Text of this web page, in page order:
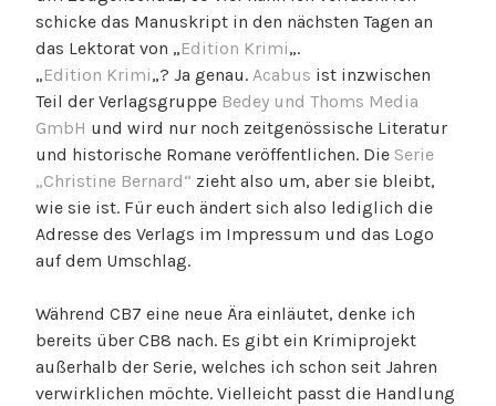
y
s
t
e
m
v
e
r
w
t
e
r
schicke das Manuskript in den nächsten Tagen an
das Lektorat von „Edition Krimi„.
„Edition Krimi„? Ja genau. Acabus ist inzwischen
Teil der Verlagsgruppe Bedey und Thoms Media
GmbH und wird nur noch zeitgenössische Literatur
und historische Romane veröffentlichen. Die Serie
„Christine Bernard“ zieht also um, aber sie bleibt,
wie sie ist. Für euch ändert sich also lediglich die
Adresse des Verlags im Impressum und das Logo
auf dem Umschlag.
Während CB7 eine neue Ära einläutet, denke ich
bereits über CB8 nach. Es gibt ein Krimiprojekt
außerhalb der Serie, welches ich schon seit Jahren
verwirklichen möchte. Vielleicht passt die Handlung